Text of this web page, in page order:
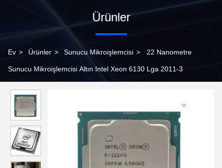
Ürünler
Ev > Ürünler > Sunucu Mikroişlemcisi > 22 Nanometre
Sunucu Mikroişlemcisi Altın Intel Xeon 6130 Lga 2011-3